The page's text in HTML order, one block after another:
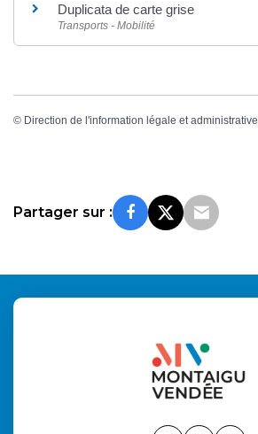
Duplicata de carte grise
Transports - Mobilité
© Direction de l'information légale et administrative
Partager sur :